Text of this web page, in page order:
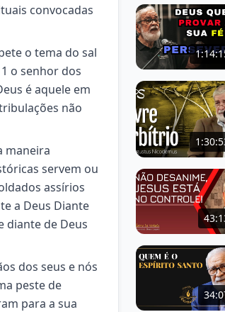
convocadas
o tema do sal
o senhor dos
é aquele em
não
maneira
servem ou
assírios
a Deus Diante
diante de Deus
dos seus e nós
peste de
para a sua